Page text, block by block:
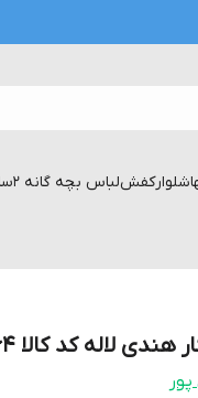
شلوارکفشلباس بچه گانه 2سال تا۱۷سال
لاله کد کالا ۶۷۶۴